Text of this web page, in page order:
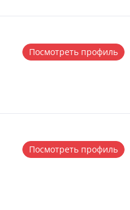
Посмотреть профиль
Посмотреть профиль